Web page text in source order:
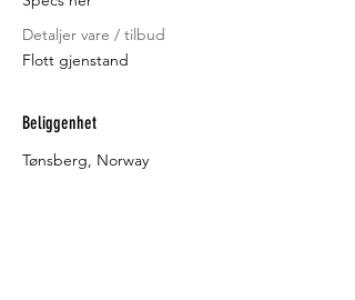
Detaljer vare / tilbud
Flott gjenstand
Beliggenhet
Tønsberg, Norway